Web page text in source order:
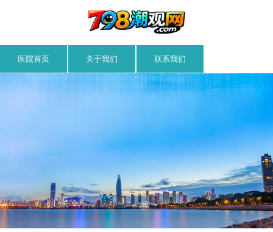
医院首页 关于我们 联系我们